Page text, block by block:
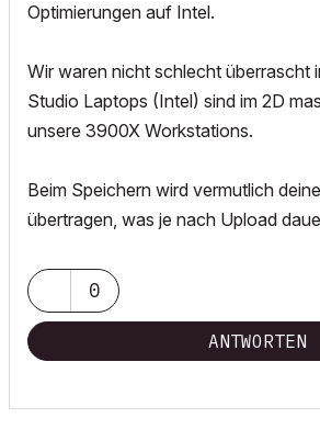
Optimierungen auf Intel.
Wir waren nicht schlecht überrascht
Studio Laptops (Intel) sind im 2D
unsere 3900X Workstations.
Beim Speichern wird vermutlich
übertragen, was je nach Upload
0
ANTWORTEN